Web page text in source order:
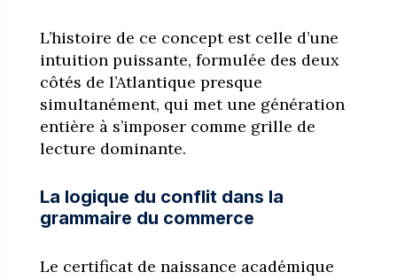
L’histoire de ce concept est celle d’une
intuition puissante, formulée des deux
côtés de l’Atlantique presque
simultanément, qui met une génération
entière à s’imposer comme grille de
lecture dominante.
La logique du conflit dans la
grammaire du commerce
Le certificat de naissance académique